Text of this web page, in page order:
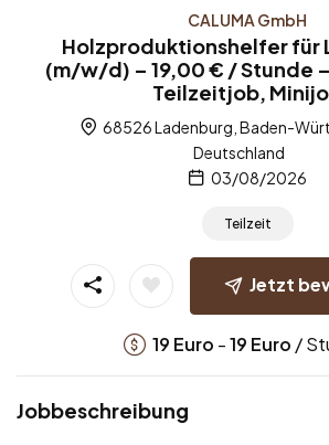
CALUMA GmbH
Holzproduktionshelfer für
(m/w/d) – 19,00 € / Stunde
Teilzeitjob,
68526 Ladenburg, Baden-
Deutschland
03/08/2026
Teilzeit
Jetzt
19 Euro -19 Euro /
Jobbeschreibung